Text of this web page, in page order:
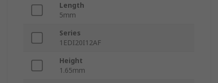
Length
5mm
Series
1EDI20I12AF
Height
1.65mm